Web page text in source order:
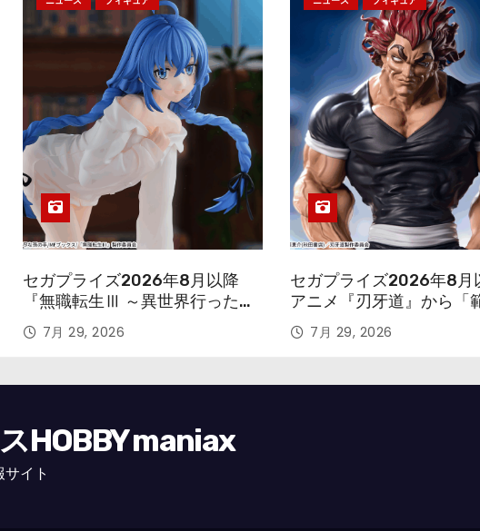
セガプライズ2026年8月以降
『無職転生Ⅲ ～異世界行ったら
本気だす～』から「ロキシー」
のフィギュアが登場！
7月 29, 2026
セガプライズ2026年8月
アニメ『刃牙道』から「
次郎」が登場ッッ!!
7月 29, 2026
HOBBY maniax
イト